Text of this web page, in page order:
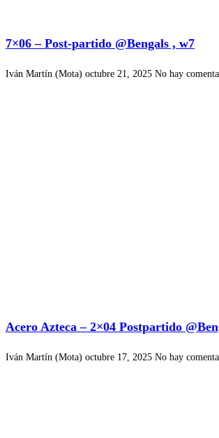
7×06 – Post-partido @Bengals , w7
Iván Martín (Mota) octubre 21, 2025 No hay
Acero Azteca – 2×04 Postpartido
Iván Martín (Mota) octubre 17, 2025 No hay